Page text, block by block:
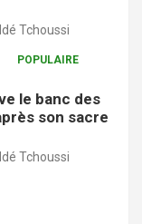
Tchoussi
POPULAIRE
le banc des
son sacre
Tchoussi